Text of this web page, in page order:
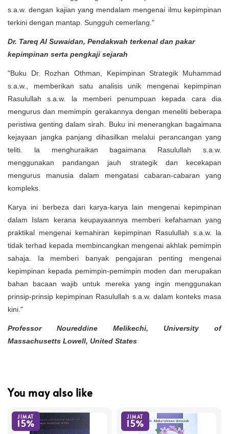
s.a.w. dengan kajian yang mendalam mengenai ilmu kepimpinan
terkini dengan mantap. Sungguh cemerlang."
Dr. Tareq Al Suwaidan, Pendakwah terkenal dan pakar
kepimpinan serta pengkaji sejarah
"Buku Dr. Rozhan Othman, Kepimpinan Strategik Muhammad
s.a.w., memberikan satu analisis unik mengenai kepimpinan
Rasulullah s.a.w. la memberi penumpuan kepada cara dia
mengurus dan memimpin gerakannya dengan meneliti beberapa
peristiwa genting dalam sirah. Buku ini menerangkan bagaimana
kejayaan jangka panjang dihasilkan melalui perancangan yang
teliti. la menghuraikan bagaimana Rasulullah s.a.w.
menggunakan pandangan jauh strategik dan kecekapan
mengurus manusia dalam mengatasi cabaran-cabaran yang
kompleks.
Karya ini berbeza dari karya-karya lain mengenai kepimpinan
dalam Islam kerana keupayaannya memberi kefahaman yang
praktikal mengenai kemahiran kepimpinan Rasulullah s.a.w. la
tidak terhad kepada membincangkan mengenai akhlak pemimpin
sahaja. Ia memberi banyak pengajaran penting mengenai
kepimpinan kepada pemimpin-pemimpin moden dan merupakan
bahan bacaan wajib untuk mereka yang ingin menggunakan
prinsip-prinsip kepimpinan Rasulullah s.a.w. dalam konteks masa
kini."
Professor Noureddine Melikechi, University of
Massachusetts Lowell, United States
You may also like
JIMAT
15%
JIMAT
15%